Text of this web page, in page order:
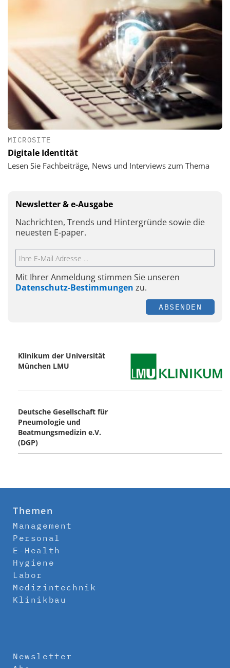
MICROSITE
Digitale Identität
Lesen Sie Fachbeiträge, News und Interviews zum Thema
Newsletter & e-Ausgabe
Nachrichten, Trends und Hintergründe sowie die
neuesten E-paper.
Mit Ihrer Anmeldung stimmen Sie unseren
Datenschutz-Bestimmungen zu.
ABSENDEN
Klinikum der Universität
München LMU
Deutsche Gesellschaft für
Pneumologie und
Beatmungsmedizin e.V.
(DGP)
Themen
Management
Personal
E-Health
Hygiene
Labor
Medizintechnik
Klinikbau
Newsletter